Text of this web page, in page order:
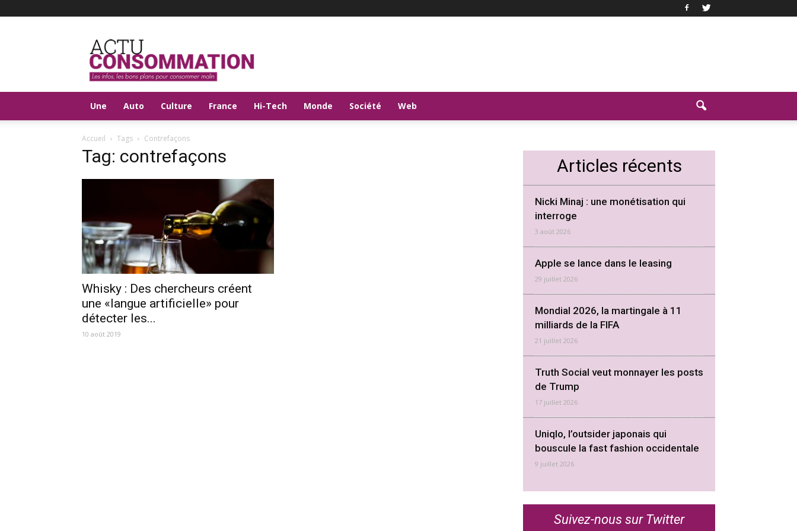
Actu
Consommation
Une Auto Culture France Hi-Tech Monde Société Web
Accueil Tags Contrefaçons
Tag: contrefaçons
Whisky : Des chercheurs créent
une «langue artificielle» pour
détecter les...
10 août 2019
Articles récents
Nicki Minaj : une monétisation qui
interroge
3 août 2026
Apple se lance dans le leasing
29 juillet 2026
Mondial 2026, la martingale à 11
milliards de la FIFA
21 juillet 2026
Truth Social veut monnayer les posts
de Trump
17 juillet 2026
Uniqlo, l’outsider japonais qui
bouscule la fast fashion occidentale
9 juillet 2026
Suivez-nous sur Twitter